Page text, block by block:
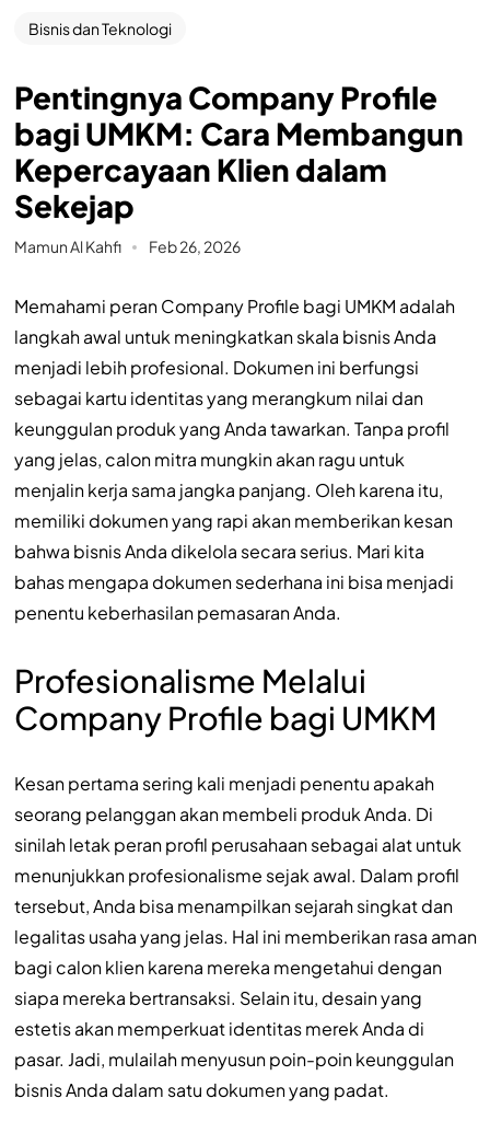
Bisnis dan Teknologi
Pentingnya Company Profile
bagi UMKM: Cara Membangun
Kepercayaan Klien dalam
Sekejap
Mamun Al Kahfi Feb 26, 2026
Memahami peran Company Profile bagi UMKM adalah
langkah awal untuk meningkatkan skala bisnis Anda
menjadi lebih profesional. Dokumen ini berfungsi
sebagai kartu identitas yang merangkum nilai dan
keunggulan produk yang Anda tawarkan. Tanpa profil
yang jelas, calon mitra mungkin akan ragu untuk
menjalin kerja sama jangka panjang. Oleh karena itu,
memiliki dokumen yang rapi akan memberikan kesan
bahwa bisnis Anda dikelola secara serius. Mari kita
bahas mengapa dokumen sederhana ini bisa menjadi
penentu keberhasilan pemasaran Anda.
Profesionalisme Melalui
Company Profile bagi UMKM
Kesan pertama sering kali menjadi penentu apakah
seorang pelanggan akan membeli produk Anda. Di
sinilah letak peran profil perusahaan sebagai alat untuk
menunjukkan profesionalisme sejak awal. Dalam profil
tersebut, Anda bisa menampilkan sejarah singkat dan
legalitas usaha yang jelas. Hal ini memberikan rasa aman
bagi calon klien karena mereka mengetahui dengan
siapa mereka bertransaksi. Selain itu, desain yang
estetis akan memperkuat identitas merek Anda di
pasar. Jadi, mulailah menyusun poin-poin keunggulan
bisnis Anda dalam satu dokumen yang padat.